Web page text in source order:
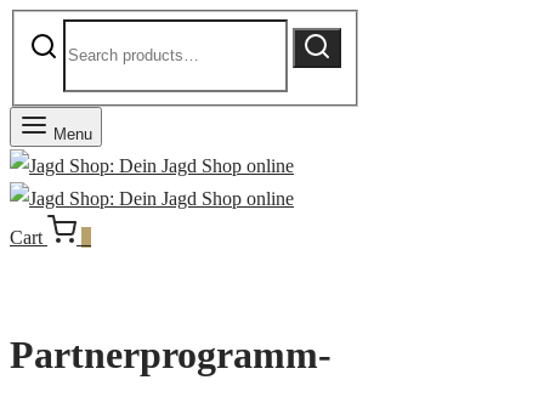
for:
Search
Menu
Cart
Partnerprogramm-